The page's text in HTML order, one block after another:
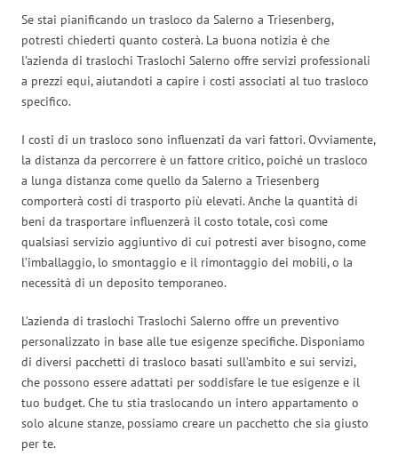
Se stai pianificando un trasloco da Salerno a Triesenberg,
potresti chiederti quanto costerà. La buona notizia è che
l’azienda di traslochi Traslochi Salerno offre servizi professionali
a prezzi equi, aiutandoti a capire i costi associati al tuo trasloco
specifico.
I costi di un trasloco sono influenzati da vari fattori. Ovviamente,
la distanza da percorrere è un fattore critico, poiché un trasloco
a lunga distanza come quello da Salerno a Triesenberg
comporterà costi di trasporto più elevati. Anche la quantità di
beni da trasportare influenzerà il costo totale, così come
qualsiasi servizio aggiuntivo di cui potresti aver bisogno, come
l’imballaggio, lo smontaggio e il rimontaggio dei mobili, o la
necessità di un deposito temporaneo.
L’azienda di traslochi Traslochi Salerno offre un preventivo
personalizzato in base alle tue esigenze specifiche. Disponiamo
di diversi pacchetti di trasloco basati sull’ambito e sui servizi,
che possono essere adattati per soddisfare le tue esigenze e il
tuo budget. Che tu stia traslocando un intero appartamento o
solo alcune stanze, possiamo creare un pacchetto che sia giusto
per te.